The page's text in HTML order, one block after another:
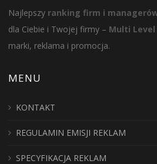
Najlepszy ranking firm i
dla Ciebie i Twojej firmy – Multi
marki, reklama i promocja.
MENU
KONTAKT
REGULAMIN EMISJI REKLAM
SPECYFIKACJA REKLAM